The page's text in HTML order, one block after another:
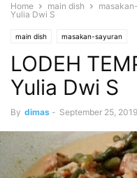
Home main dish
Yulia Dwi S
main dish masakan-sayuran
LODEH
Yulia Dwi S
By dimas - September 25, 2019